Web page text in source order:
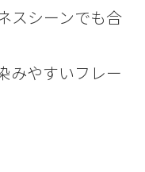
スシーンでも合
みやすいフレー